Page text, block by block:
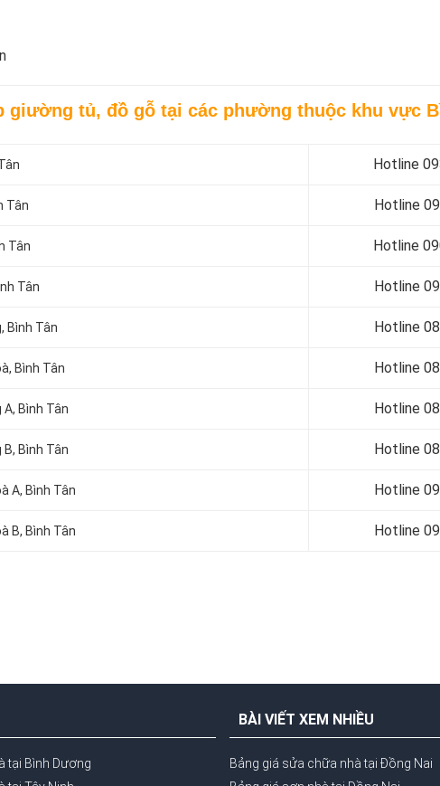
giường tủ, đồ gỗ tại các phường thuộc khu vực
Hotline 0
Tân Hotline 0
Tân Hotline 0
Tân Hotline 0
Bình Tân Hotline 0
Bình Tân Hotline 0
Bình Tân Hotline 0
Bình Tân Hotline 0
A, Bình Tân Hotline 0
B, Bình Tân Hotline 0
tại Bình Dương
BÀI VIẾT XEM NHIỀU
Bảng giá sửa chữa nhà tại Đồng Nai